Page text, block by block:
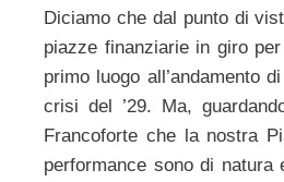
Diciamo che dal punto di
piazze finanziarie in giro
primo luogo all’andamento
crisi del ’29. Ma,
Francoforte che la nostra
performance sono di